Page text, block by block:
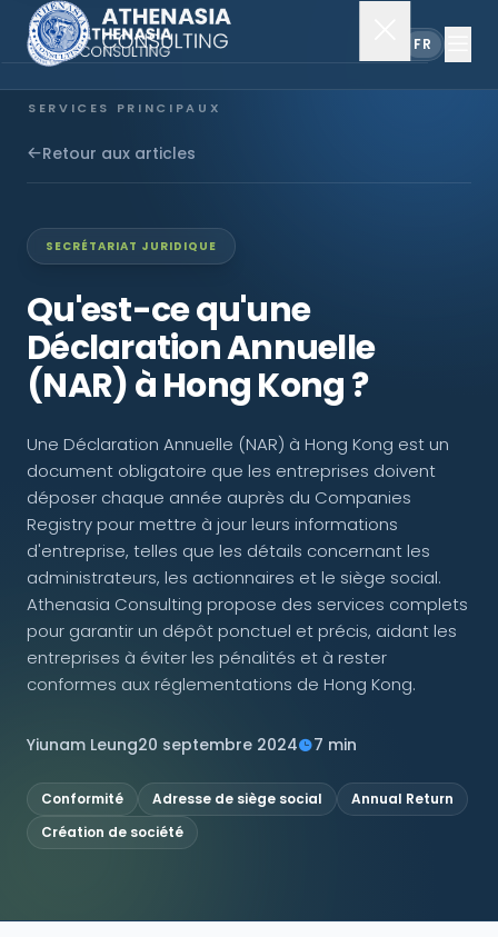
FR
SERVICES PRINCIPAUX
Constitution de société
EXPLORER
À propos
Actualités
NOUS SUIVRE
Contactez-nous
Retour aux articles
SECRÉTARIAT JURIDIQUE
Qu'est-ce qu'une
Déclaration Annuelle
(NAR) à Hong Kong ?
Une Déclaration Annuelle (NAR) à Hong Kong est un
document obligatoire que les entreprises doivent
déposer chaque année auprès du Companies
Registry pour mettre à jour leurs informations
d'entreprise, telles que les détails concernant les
administrateurs, les actionnaires et le siège social.
Athenasia Consulting propose des services complets
pour garantir un dépôt ponctuel et précis, aidant les
entreprises à éviter les pénalités et à rester
conformes aux réglementations de Hong Kong.
Yiunam Leung20 septembre 2024 7 min
Conformité Adresse de siège social
Annual Return
Création de société